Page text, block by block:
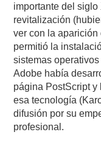
importante del
revitalización
ver con la aparición
permitió la
sistemas
Adobe había
página PostScript y
esa tecnología
difusión por su
profesional.